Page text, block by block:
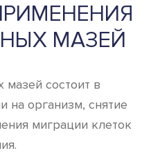
МАЗЕЙ
состоит в
на организм, снятие
миграции клеток